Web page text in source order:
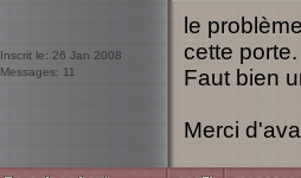
Inscrit le: 26 Jan 2008
Messages: 11
le
cette porte.
Faut bien
Merci